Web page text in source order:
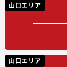
山口エリア
山口エリア